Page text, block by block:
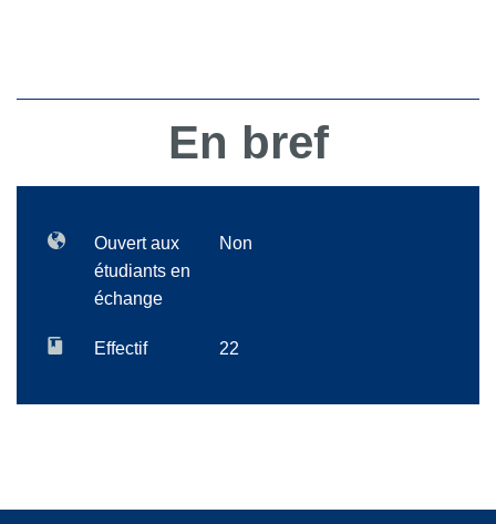
En bref
Ouvert aux
étudiants en
échange
Non
Effectif 22